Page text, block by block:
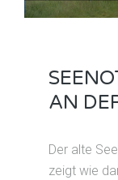
AN
Der alte
zeigt wie